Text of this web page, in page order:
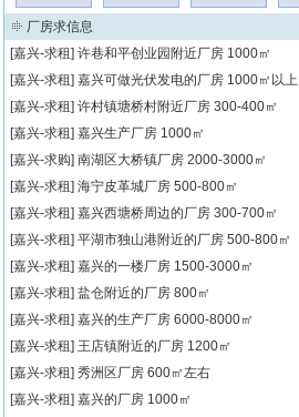
厂房求信息
[嘉兴-求租] 许巷和平创业园附近厂房 1000㎡
[嘉兴-求租] 嘉兴可做光伏发电的厂房 1000㎡以上
[嘉兴-求租] 许村镇塘桥村附近厂房 300-400㎡
[嘉兴-求租] 嘉兴生产厂房 1000㎡
[嘉兴-求购] 南湖区大桥镇厂房 2000-3000㎡
[嘉兴-求租] 海宁皮革城厂房 500-800㎡
[嘉兴-求租] 嘉兴西塘桥周边的厂房 300-700㎡
[嘉兴-求租] 平湖市独山港附近的厂房 500-800㎡
[嘉兴-求租] 嘉兴的一楼厂房 1500-3000㎡
[嘉兴-求租] 盐仓附近的厂房 800㎡
[嘉兴-求租] 嘉兴的生产厂房 6000-8000㎡
[嘉兴-求租] 王店镇附近的厂房 1200㎡
[嘉兴-求租] 秀洲区厂房 600㎡左右
[嘉兴-求租] 嘉兴的厂房 1000㎡